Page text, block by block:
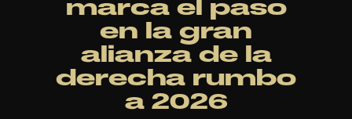
marca el paso
en la gran
alianza de la
derecha rumbo
a 2026